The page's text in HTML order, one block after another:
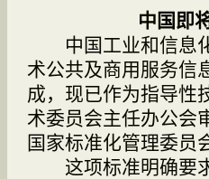
中国即将
中国工业和信息化
术公共及商用服务信
成，现已作为指导性
术委员会主任办公会
国家标准化管理委员
这项标准明确要求